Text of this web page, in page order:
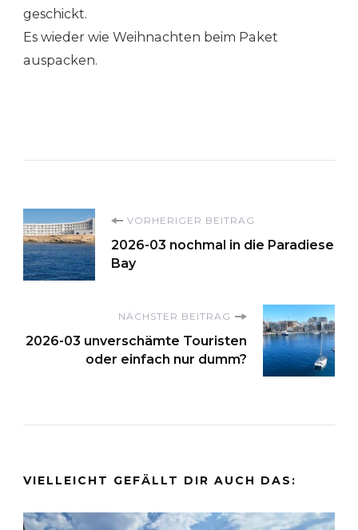
geschickt.
Es wieder wie Weihnachten beim Paket
auspacken.
Beitragsnavigation
VORHERIGER BEITRAG
2026-03 nochmal in die Paradiese
Bay
NÄCHSTER BEITRAG
2026-03 unverschämte Touristen
oder einfach nur dumm?
VIELLEICHT GEFÄLLT DIR AUCH DAS: